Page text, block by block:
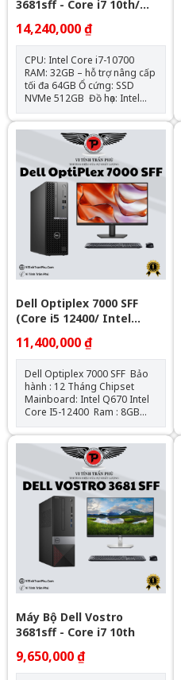
3681sff - Core i7 10th/
32Gb/ Nvme 512GB -
Window 11Pro Bản Quyền
OEM
14,240,000 ₫
CPU: Intel Core i7-10700
RAM: 32GB – hỗ trợ nâng cấp
tối đa 64GB Ổ cứng: SSD
NVMe 512GB Đồ họa: Intel
UHD Graphics 630 (onboard)
Mainboard: Dell OEM –
Chipset H470 Cổng kết nối:
HDMI, VGA, 4x USB 3.0, 4x
USB 2.0, LAN Gigabit, Audio
combo Nguồn: Công suất
thực Hệ điều hành: Windows
11Pro Bản Stick OEM (1key/ 1
máy)
Dell Optiplex 7000 SFF
(Core i5 12400/ Intel
Q670/ 8GB/ 256GB SSD)
11,400,000 ₫
Dell Optiplex 7000 SFF Bảo
hành : 12 Tháng Chipset
Mainboard: Intel Q670 Intel
Core I5-12400 Ram : 8GB
DDR4 SSD : 256GB VGA: Đồ
họa HD Intel® 730 Hệ điều
hành: Chưa Bao Gồm
Máy Bộ Dell Vostro
3681sff - Core i7 10th
9,650,000 ₫